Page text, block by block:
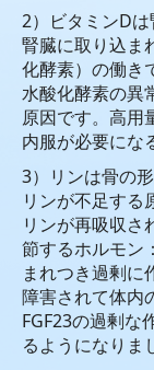
見て学
読んで
協賛企
寄付に
広告掲載
臓器の
2）ビタミンDは
腎臓に取り込ま
化酵素）の働き
水酸化酵素の異
原因です。高用
内服が必要にな
3）リンは骨の
リンが不足す
リンが再吸収
節するホルモン
まれつき過剰に
障害されて体内
FGF23の過剰な
るようになりま